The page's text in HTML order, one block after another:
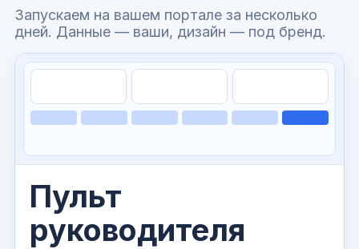
Запускаем на вашем портале за несколько
дней. Данные — ваши, дизайн — под бренд.
Пульт
руководителя